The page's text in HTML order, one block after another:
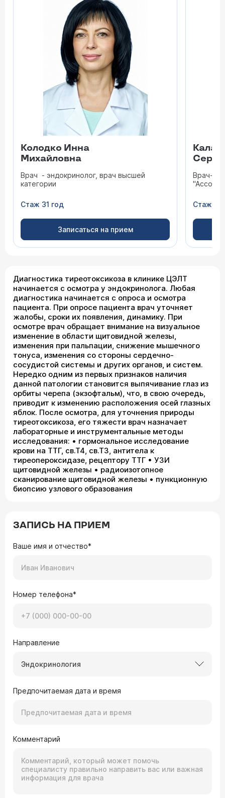
Колодко Инна
Михайловна
Врач - эндокринолог, врач высшей
категории
Стаж 31 год
Записаться на прием
Врач-
Стаж 8
Диагностика тиреотоксикоза в клинике ЦЭЛТ
начинается с осмотра у эндокринолога. Любая
диагностика начинается с опроса и осмотра
пациента. При опросе пациента врач уточняет
жалобы, сроки их появления, динамику. При
осмотре врач обращает внимание на визуальное
изменение в области щитовидной железы,
изменения при пальпации, снижение мышечного
тонуса, изменения со стороны сердечно-
сосудистой системы и других органов, и систем.
Нередко одним из первых признаков наличия
данной патологии становится выпячивание глаз из
орбиты черепа (экзофтальм), что, в свою очередь,
приводит к изменению расположения осей глазных
яблок. После осмотра, для уточнения природы
тиреотоксикоза, его тяжести врач назначает
лабораторные и инструментальные методы
исследования: • гормональное исследование
крови на ТТГ, св.Т4, св.Т3, антитела к
тиреопероксидазе, рецептору ТТГ • УЗИ
щитовидной железы • радиоизотопное
сканирование щитовидной железы • пункционную
биопсию узлового образования
ЗАПИСЬ НА ПРИЕМ
Ваше имя и отчество*
Номер телефона*
Направление
Эндокринология
Предпочитаемая дата и время
Комментарий